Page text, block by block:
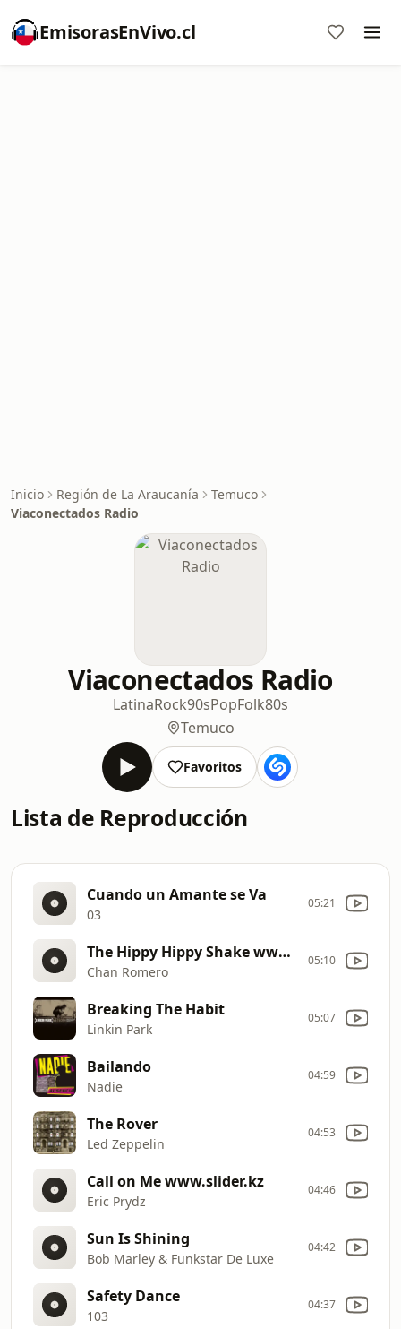
EmisorasEnVivo.cl
Inicio Región de La Araucanía
Temuco
Viaconectados Radio
Viaconectados Radio
LatinaRock90sPopFolk80s
Temuco
Favoritos
Lista de Reproducción
Cuando un Amante se Va
03
05:21
The Hippy Hippy Shake www.slider.kz
Chan Romero
05:10
Breaking The Habit
Linkin Park
05:07
Bailando
Nadie
04:59
The Rover
Led Zeppelin
04:53
Call on Me www.slider.kz
Eric Prydz
04:46
Sun Is Shining
Bob Marley & Funkstar De Luxe
04:42
Safety Dance
103
04:37